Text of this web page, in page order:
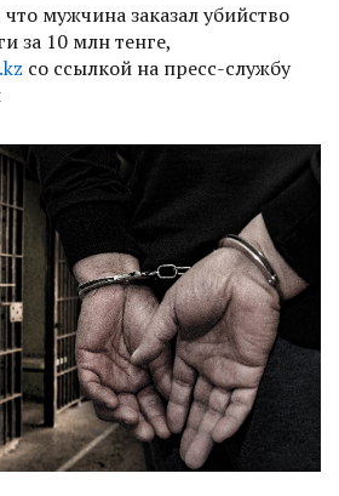
мужчина заказал убийство
за 10 млн тенге,
со ссылкой на пресс-службу